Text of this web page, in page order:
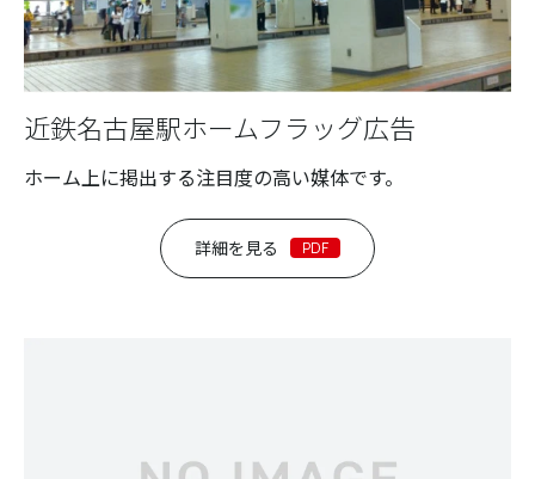
近鉄名古屋駅ホームフラッグ広告
ホーム上に掲出する注目度の高い媒体です。
詳細を見る PDF